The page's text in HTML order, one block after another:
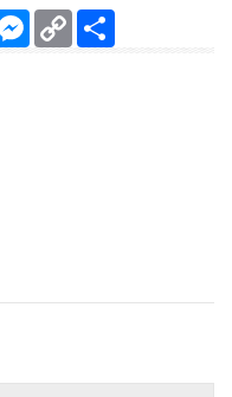
Messenger
Copy
Link